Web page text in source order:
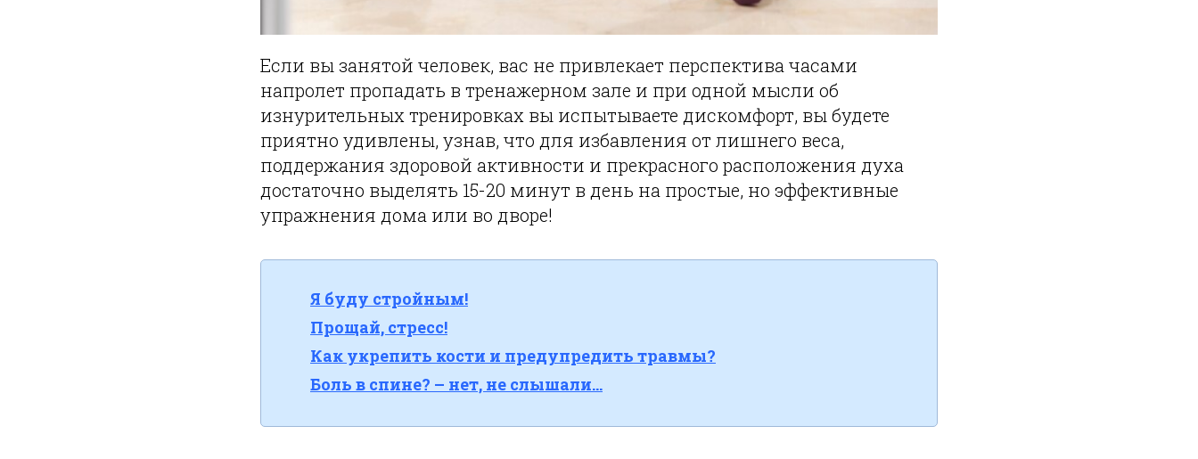
Если вы занятой человек, вас не привлекает перспектива часами
напролет пропадать в тренажерном зале и при одной мысли об
изнурительных тренировках вы испытываете дискомфорт, вы будете
приятно удивлены, узнав, что для избавления от лишнего веса,
поддержания здоровой активности и прекрасного расположения духа
достаточно выделять 15-20 минут в день на простые, но эффективные
упражнения дома или во дворе!
Я буду стройным!
Прощай, стресс!
Как укрепить кости и предупредить травмы?
Боль в спине? – нет, не слышали…